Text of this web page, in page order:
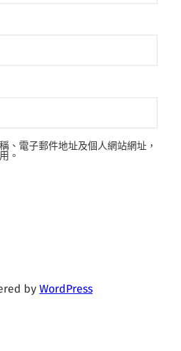
、電子郵件地址及個人網站網址，
。
by WordPress